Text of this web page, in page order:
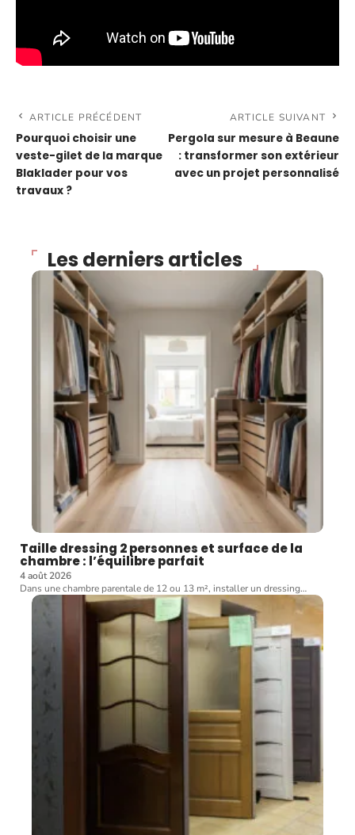
ARTICLE PRÉCÉDENT
Pourquoi choisir une
veste-gilet de la marque
Blaklader pour vos
travaux ?
ARTICLE SUIVANT
Pergola sur mesure à Beaune
: transformer son extérieur
avec un projet personnalisé
Les derniers articles
Taille dressing 2 personnes et surface de la
chambre : l’équilibre parfait
4 août 2026
Dans une chambre parentale de 12 ou 13 m², installer un dressing…